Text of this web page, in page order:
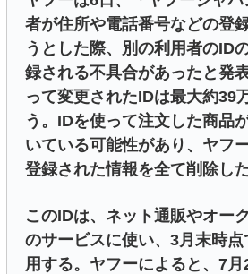
者が住所や電話番号などの登
うとした際、別の利用者のID
録される不具合があったと発
って変更されたIDは最大約39
う。IDを使って注文した商品
いている可能性があり、ヤフ
登録された情報を全て削除した
このIDは、ネット通販やオー
のサービスに使い、3月末時点
用する。ヤフーによると、7月